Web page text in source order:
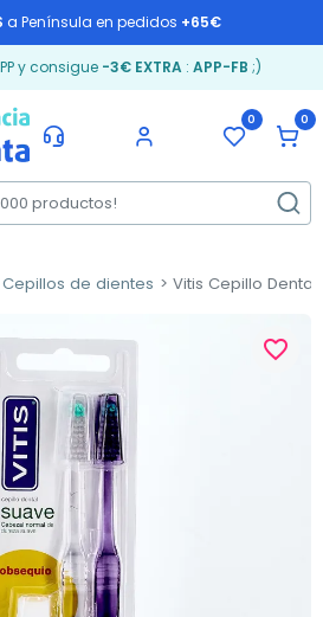
a Península en pedidos +65€
y consigue -3€ EXTRA: APP-FB ;)
0 0
Cepillos de dientes Vitis Cepillo Dental
favorite_border